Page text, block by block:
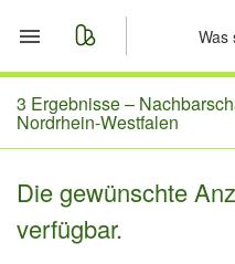
Start
Merkliste
Nachrichten
3 Ergebnisse –
Nordrhein-Westfalen
Die gewünschte
verfügbar.